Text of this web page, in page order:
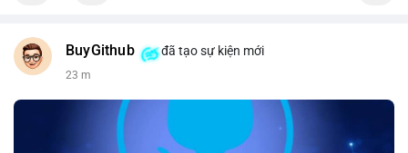
BuyGithub đã tạo sự kiện mới
23 m